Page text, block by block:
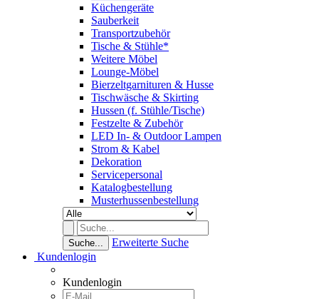
Küchengeräte
Sauberkeit
Transportzubehör
Tische & Stühle*
Weitere Möbel
Lounge-Möbel
Bierzeltgarnituren & Husse
Tischwäsche & Skirting
Hussen (f. Stühle/Tische)
Festzelte & Zubehör
LED In- & Outdoor Lampen
Strom & Kabel
Dekoration
Servicepersonal
Katalogbestellung
Musterhussenbestellung
Suche...
Erweiterte Suche
Kundenlogin
Kundenlogin